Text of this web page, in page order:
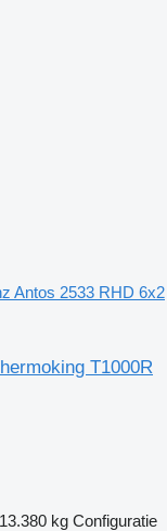
Antos 2533 RHD 6x2
T1000R
13.380 kg Configuratie